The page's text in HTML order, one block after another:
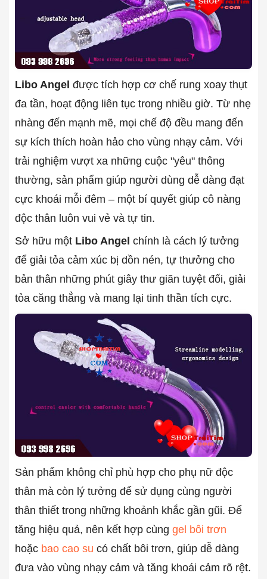
Libo Angel được tích hợp cơ chế rung xoay thụt
đa tần, hoạt động liên tục trong nhiều giờ. Từ nhẹ
nhàng đến mạnh mẽ, mọi chế độ đều mang đến
sự kích thích hoàn hảo cho vùng nhạy cảm. Với
trải nghiệm vượt xa những cuộc "yêu" thông
thường, sản phẩm giúp người dùng dễ dàng đạt
cực khoái mỗi đêm – một bí quyết giúp cô nàng
độc thân luôn vui vẻ và tự tin.
Sở hữu một Libo Angel chính là cách lý tưởng
để giải tỏa cảm xúc bị dồn nén, tự thưởng cho
bản thân những phút giây thư giãn tuyệt đối, giải
tỏa căng thẳng và mang lại tinh thần tích cực.
Sản phẩm không chỉ phù hợp cho phụ nữ độc
thân mà còn lý tưởng để sử dụng cùng người
thân thiết trong những khoảnh khắc gần gũi. Để
tăng hiệu quả, nên kết hợp cùng gel bôi trơn
hoặc bao cao su có chất bôi trơn, giúp dễ dàng
đưa vào vùng nhạy cảm và tăng khoái cảm rõ rệt.